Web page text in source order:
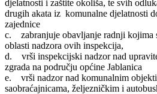
djelatnosti i zaštite okoliša, te svih
drugih akata iz komunalne djelatnosti
zajednice
c. zabranjuje obavljanje radnji kojima
oblasti nadzora ovih inspekcija,
d. vrši inspekcijski nadzor nad
zgrada na području općine Jablanica
e. vrši nadzor nad komunalnim
saobraćajnicama, željezničkim i